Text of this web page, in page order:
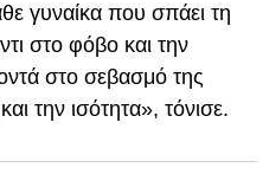
γυναίκα που σπάει τη
στο φόβο και την
στο σεβασμό της
την ισότητα», τόνισε.